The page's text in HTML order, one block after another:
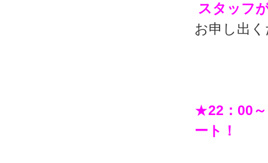
スタッフ
お申し出
★22：00～
ート！